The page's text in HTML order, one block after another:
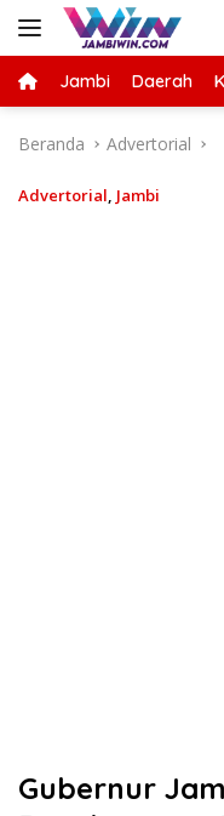
Langsung
Jambi Daerah
Beranda Advertorial
Advertorial, Jambi
Gubernur